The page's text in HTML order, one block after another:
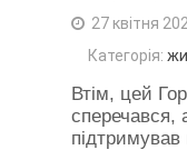
27 квітня
Категорія:
Втім, цей
сперечався,